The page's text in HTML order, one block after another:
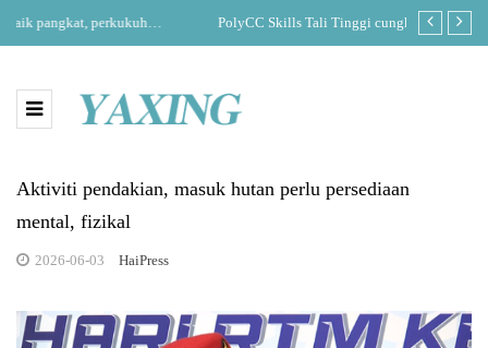
PolyCC Skills Tali Tinggi cungkil bakat baharu ke pentas
antarabangsa
Aktiviti pendakian, masuk hutan perlu persediaan
mental, fizikal
2026-06-03 HaiPress